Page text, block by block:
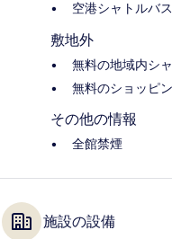
空港シャトルバ
敷地外
無料の地域内シ
無料のショッピ
その他の情報
全館禁煙
施設の設備